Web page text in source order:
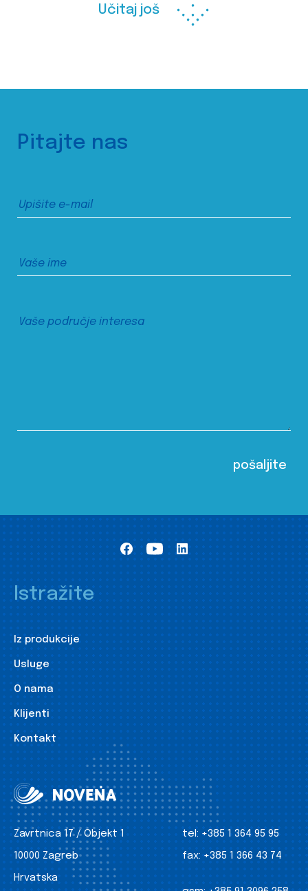
Učitaj još
Pitajte nas
Istražite
Iz produkcije
Usluge
O nama
Klijenti
Kontakt
Zavrtnica 17 / Objekt 1
10000 Zagreb
Hrvatska
tel: +385 1 364 95 95
fax: +385 1 366 43 74